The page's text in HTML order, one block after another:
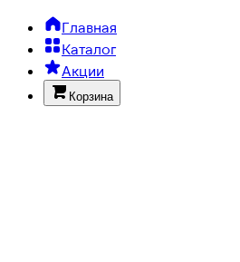
Главная
Каталог
Акции
Корзина